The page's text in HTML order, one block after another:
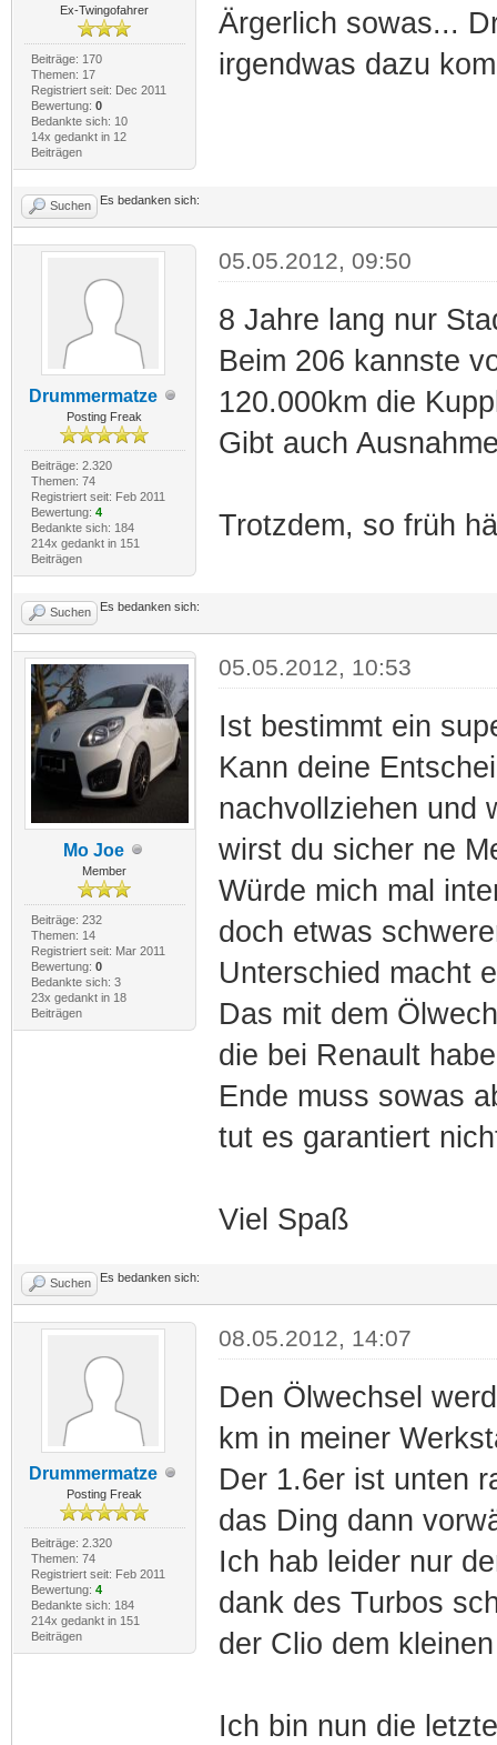
Ex-Twingofahrer
Beiträge: 170
Themen: 17
Registriert seit: Dec 2011
Bewertung: 0
Bedankte sich: 10
14x gedankt in 12
Beiträgen
Ärgerlich sowas...
irgendwas dazu
Suchen Es bedanken sich:
Drummermatze
Posting Freak
Beiträge: 2.320
Themen: 74
Registriert seit: Feb 2011
Bewertung: 4
Bedankte sich: 184
214x gedankt in 151
Beiträgen
05.05.2012, 09:50
8 Jahre lang nur
Beim 206 kannste
120.000km die
Gibt auch
Trotzdem, so früh
Suchen Es bedanken sich:
Mo Joe
Member
Beiträge: 232
Themen: 14
Registriert seit: Mar 2011
Bewertung: 0
Bedankte sich: 3
23x gedankt in 18
Beiträgen
05.05.2012, 10:53
Ist bestimmt ein
Kann deine
nachvollziehen und
wirst du sicher ne
Würde mich mal
doch etwas
Unterschied macht
Das mit dem
die bei Renault
Ende muss sowas
tut es garantiert
Viel Spaß
Suchen Es bedanken sich:
Drummermatze
Posting Freak
Beiträge: 2.320
Themen: 74
Registriert seit: Feb 2011
Bewertung: 4
Bedankte sich: 184
214x gedankt in 151
Beiträgen
08.05.2012, 14:07
Den Ölwechsel
km in meiner
Der 1.6er ist unten
das Ding dann
Ich hab leider nur
dank des Turbos
der Clio dem
Ich bin nun die